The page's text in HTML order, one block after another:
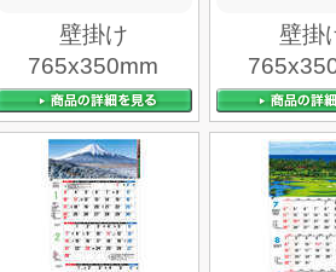
壁掛け
765x350mm
壁掛